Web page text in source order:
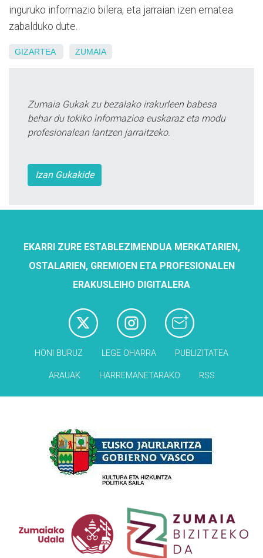
inguruko informazio bilera, eta jarraian izen ematea
zabalduko dute.
GIZARTEA ZUMAIA
Zumaia Gukak zu bezalako irakurleen babesa
behar du tokiko informazioa euskaraz eta modu
profesionalean lantzen jarraitzeko.
Izan Gukakide
EKARRI ZURE ESTABLEZIMENDUA MERKATARIEN,
OSTALARIEN, GREMIOEN ETA PROFESIONALEN
ERAKUSLEIHO DIGITALERA
HONI BURUZ LEGE OHARRA PUBLIZITATEA
ARAUAK HARREMANETARAKO RSS